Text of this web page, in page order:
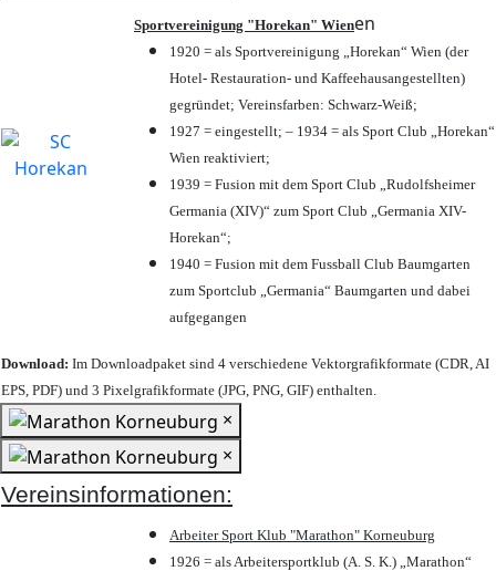
Sportvereinigung "Horekan" Wienen
1920 = als Sportvereinigung „Horekan“ Wien (der
Hotel- Restauration- und Kaffeehausangestellten)
gegründet; Vereinsfarben: Schwarz-Weiß;
1927 = eingestellt; – 1934 = als Sport Club „Horekan“
Wien reaktiviert;
1939 = Fusion mit dem Sport Club „Rudolfsheimer
Germania (XIV)“ zum Sport Club „Germania XIV-
Horekan“;
1940 = Fusion mit dem Fussball Club Baumgarten
zum Sportclub „Germania“ Baumgarten und dabei
aufgegangen
Download: Im Downloadpaket sind 4 verschiedene Vektorgrafikformate (CDR, AI
EPS, PDF) und 3 Pixelgrafikformate (JPG, PNG, GIF) enthalten.
×
×
Vereinsinformationen:
Arbeiter Sport Klub "Marathon" Korneuburg
1926 = als Arbeitersportklub (A. S. K.) „Marathon“